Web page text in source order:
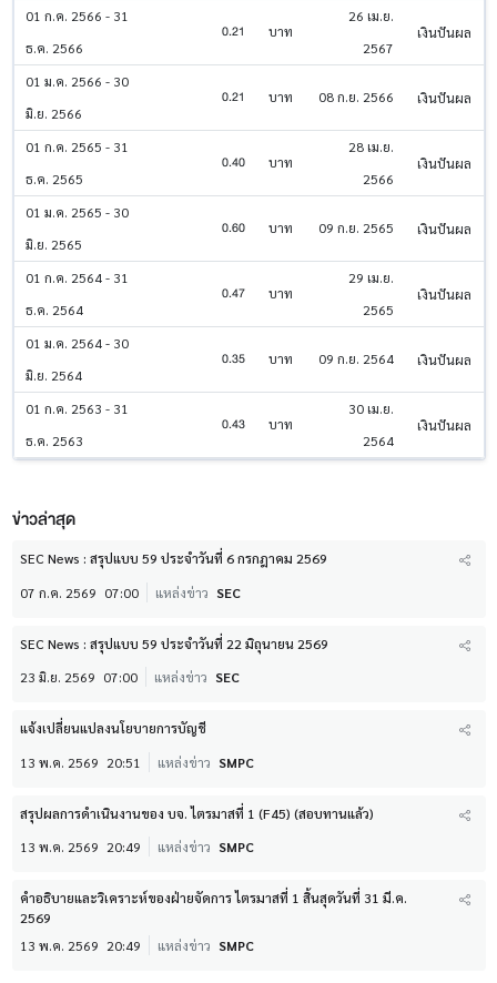
01 ก.ค. 2566 - 31
ธ.ค. 2566
0.21 บาท
26 เม.ย.
2567
เงินปันผล
01 ม.ค. 2566 - 30
มิ.ย. 2566
0.21 บาท 08 ก.ย. 2566 เงินปันผล
01 ก.ค. 2565 - 31
ธ.ค. 2565
0.40 บาท
28 เม.ย.
2566
เงินปันผล
01 ม.ค. 2565 - 30
มิ.ย. 2565
0.60 บาท 09 ก.ย. 2565 เงินปันผล
01 ก.ค. 2564 - 31
ธ.ค. 2564
0.47 บาท
29 เม.ย.
2565
เงินปันผล
01 ม.ค. 2564 - 30
มิ.ย. 2564
0.35 บาท 09 ก.ย. 2564 เงินปันผล
01 ก.ค. 2563 - 31
ธ.ค. 2563
0.43 บาท
30 เม.ย.
2564
เงินปันผล
ข่าวล่าสุด
SEC News : สรุปแบบ 59 ประจำวันที่ 6 กรกฎาคม 2569
07 ก.ค. 2569 07:00 แหล่งข่าว SEC
SEC News : สรุปแบบ 59 ประจำวันที่ 22 มิถุนายน 2569
23 มิ.ย. 2569 07:00 แหล่งข่าว SEC
แจ้งเปลี่ยนแปลงนโยบายการบัญชี
13 พ.ค. 2569 20:51 แหล่งข่าว SMPC
สรุปผลการดำเนินงานของ บจ. ไตรมาสที่ 1 (F45) (สอบทานแล้ว)
13 พ.ค. 2569 20:49 แหล่งข่าว SMPC
คำอธิบายและวิเคราะห์ของฝ่ายจัดการ ไตรมาสที่ 1 สิ้นสุดวันที่ 31 มี.ค.
2569
13 พ.ค. 2569 20:49 แหล่งข่าว SMPC